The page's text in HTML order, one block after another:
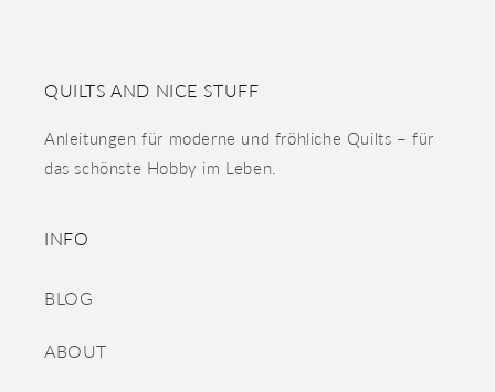
QUILTS AND NICE STUFF
Anleitungen für moderne und fröhliche Quilts – für
das schönste Hobby im Leben.
INFO
BLOG
ABOUT